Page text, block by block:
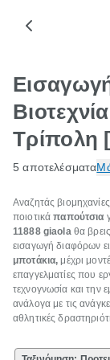
Τρίπολη
5 αποτελέσματα
Αναζητάς
ποιοτικάπαπούτσια
11888 giaolaθα
εισαγωγή διαφόρων
μποτάκια, μέχρι
επαγγελματίες που
τεχνογνωσία και την
ανάλογα με τις
αθλητικές